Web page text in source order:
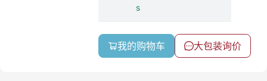
s
我的购物车 大包装询价